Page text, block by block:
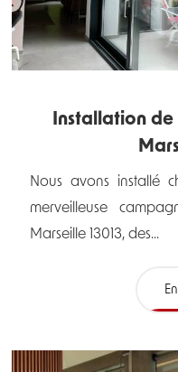
Installation de
Nous avons installé
merveilleuse
Marseille 13013, des...